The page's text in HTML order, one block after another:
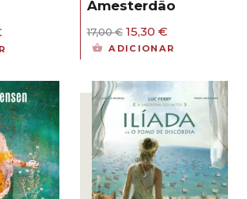
preço
14,40 €.
Amesterdão
17,00€ O
preço
17,00 €.
15,30 €O
preço
15,30 €.
ADICIONAR